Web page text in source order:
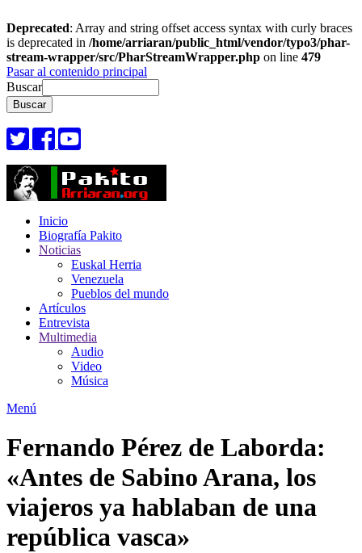
Deprecated: Array and string offset access syntax with curly braces
is deprecated in /home/arriaran/public_html/vendor/typo3/phar-
stream-wrapper/src/PharStreamWrapper.php on line 479
Pasar al contenido principal
Buscar
Inicio
Biografía Pakito
Noticias
Euskal Herria
Venezuela
Pueblos del mundo
Artículos
Entrevista
Multimedia
Audio
Video
Música
Menú
Fernando Pérez de Laborda:
«Antes de Sabino Arana, los
viajeros ya hablaban de una
república vasca»